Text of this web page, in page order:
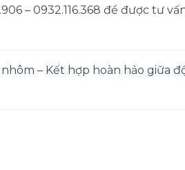
– 0932.116.368 để được tư
– Kết hợp hoàn hảo giữa